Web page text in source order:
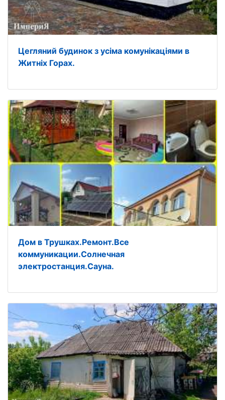
Цегляний будинок з усіма комунікаціями в
Житніх Горах.
Дом в Трушках.Ремонт.Все
коммуникации.Солнечная
электростанция.Сауна.